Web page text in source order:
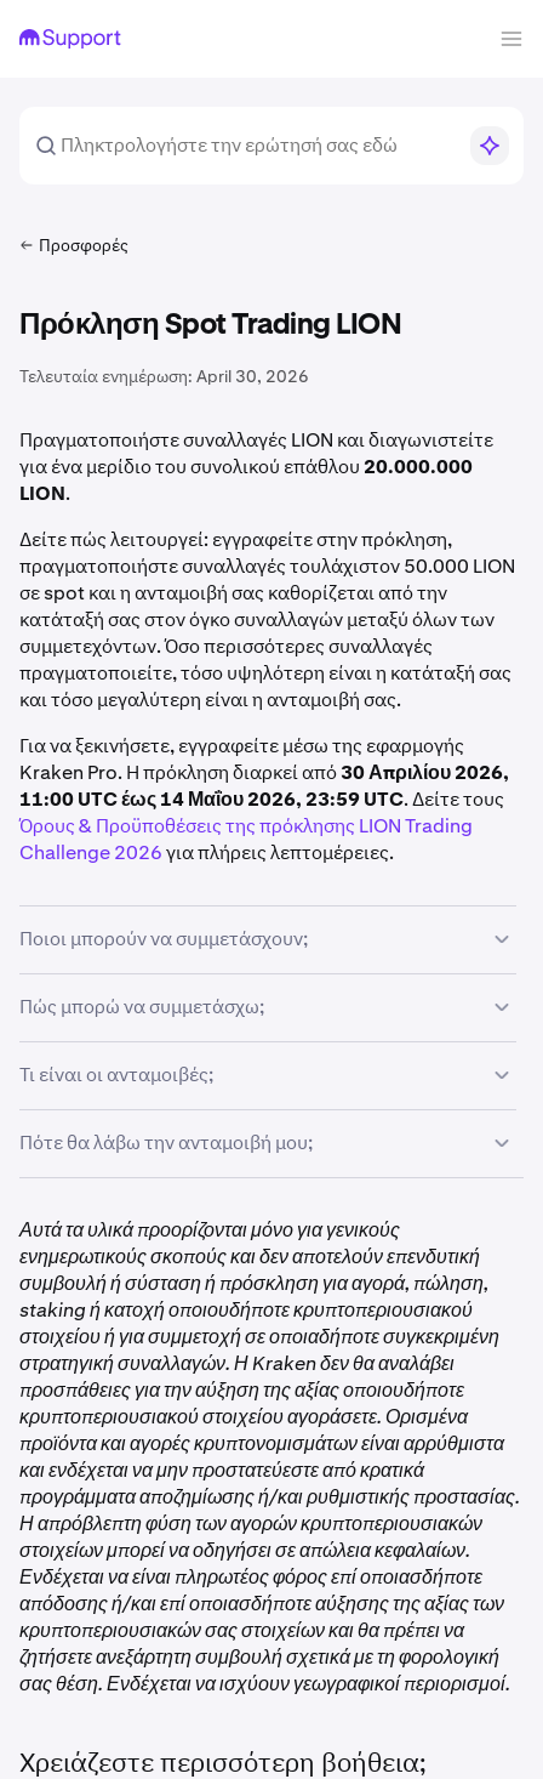
Προσφορές
Πρόκληση Spot Trading LION
Τελευταία ενημέρωση: April 30, 2026
Πραγματοποιήστε συναλλαγές LION και διαγωνιστείτε
για ένα μερίδιο του συνολικού επάθλου 20.000.000
LION.
Δείτε πώς λειτουργεί: εγγραφείτε στην πρόκληση,
πραγματοποιήστε συναλλαγές τουλάχιστον 50.000 LION
σε spot και η ανταμοιβή σας καθορίζεται από την
κατάταξή σας στον όγκο συναλλαγών μεταξύ όλων των
συμμετεχόντων. Όσο περισσότερες συναλλαγές
πραγματοποιείτε, τόσο υψηλότερη είναι η κατάταξή σας
και τόσο μεγαλύτερη είναι η ανταμοιβή σας.
Για να ξεκινήσετε, εγγραφείτε μέσω της εφαρμογής
Kraken Pro. Η πρόκληση διαρκεί από30 Απριλίου 2026,
11:00 UTC έως 14 Μαΐου 2026, 23:59 UTC. Δείτε τους
Όρους & Προϋποθέσεις της πρόκλησης LION Trading
Challenge 2026για πλήρεις λεπτομέρειες.
Ποιοι μπορούν να συμμετάσχουν;
Για να πληροίτε τις προϋποθέσεις, πρέπει να:
Διαμένετε σε υποστηριζόμενη περιοχή
Διατηρείτε έναν επαληθευμένο λογαριασμό Kraken σε
καλή κατάσταση
Εγγραφείτε στην πρόκληση πριν πραγματοποιήσετε
συναλλαγές στην εφαρμογή Kraken Pro
LION σε spot κατά τη διάρκεια της περιόδου της
πρόκλησης
Πώς μπορώ να συμμετάσχω;
Από την εφαρμογή Kraken Pro:
ΠατήστεΠερισσότερα
Στην ενότητα Προσφορές, πατήστε
ΠατήστεLION Trading Challenge
ΠατήστεΕγγραφή τώρα
Μόλις εγγραφείτε, πραγματοποιήστε συναλλαγές
τουλάχιστον 50.000 LION σε spot κατά τη διάρκεια της
περιόδου της πρόκλησης. Θα παρακολουθούμε αυτόματα
την πρόοδό σας μέσω του πίνακα κατάταξης.
Τι είναι οι ανταμοιβές;
Η ανταμοιβή σας καθορίζεται από την κατάταξή σας στον
όγκο συναλλαγών μεταξύ όλων των επιλέξιμων
συμμετεχόντων. Όσο περισσότερες συναλλαγές
και τόσο μεγαλύτερη είναι η ανταμοιβή σας.
1
2.000.000
2.000.000
LION
έκαστο
2
1.000.000
1.000.000
έκαστο
Πότε θα λάβω την ανταμοιβή μου;
Kraken εντός 30 ημερών από τη λήξη της πρόκλησης.
Αυτά τα υλικά προορίζονται μόνο για γενικούς
ενημερωτικούς σκοπούς και δεν αποτελούν επενδυτική
συμβουλή ή σύσταση ή πρόσκληση για αγορά, πώληση,
staking ή κατοχή οποιουδήποτε κρυπτοπεριουσιακού
στοιχείου ή για συμμετοχή σε οποιαδήποτε συγκεκριμένη
στρατηγική συναλλαγών. Η Kraken δεν θα αναλάβει
προσπάθειες για την αύξηση της αξίας οποιουδήποτε
κρυπτοπεριουσιακού στοιχείου αγοράσετε. Ορισμένα
προϊόντα και αγορές κρυπτονομισμάτων είναι αρρύθμιστα
και ενδέχεται να μην προστατεύεστε από κρατικά
προγράμματα αποζημίωσης ή/και ρυθμιστικής προστασίας.
Η απρόβλεπτη φύση των αγορών κρυπτοπεριουσιακών
στοιχείων μπορεί να οδηγήσει σε απώλεια κεφαλαίων.
Ενδέχεται να είναι πληρωτέος φόρος επί οποιασδήποτε
απόδοσης ή/και επί οποιασδήποτε αύξησης της αξίας των
κρυπτοπεριουσιακών σας στοιχείων και θα πρέπει να
ζητήσετε ανεξάρτητη συμβουλή σχετικά με τη φορολογική
σας θέση. Ενδέχεται να ισχύουν γεωγραφικοί περιορισμοί.
Χρειάζεστε περισσότερη βοήθεια;